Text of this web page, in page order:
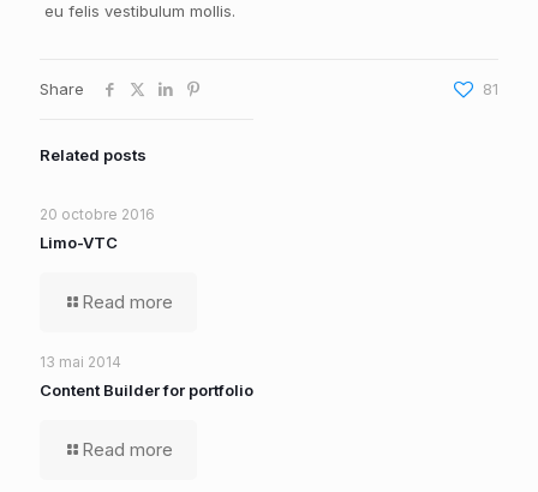
eu felis vestibulum mollis.
Share 81
Related posts
20 octobre 2016
Limo-VTC
Read more
13 mai 2014
Content Builder for portfolio
Read more